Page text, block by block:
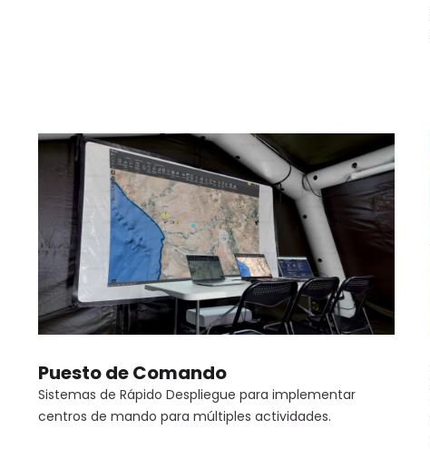
Puesto de Comando
Sistemas de Rápido Despliegue para implementar
centros de mando para múltiples actividades.